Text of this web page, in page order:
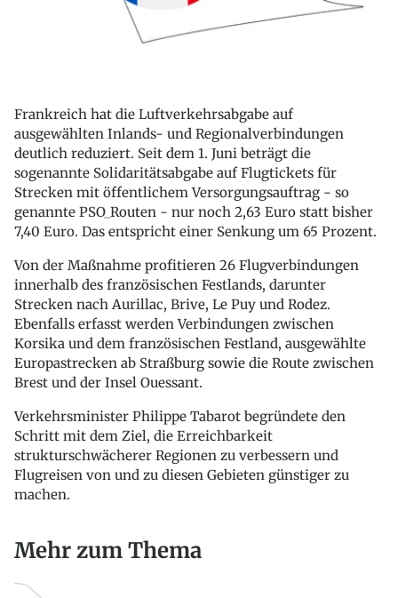
Frankreich hat die Luftverkehrsabgabe auf
ausgewählten Inlands- und Regionalverbindungen
deutlich reduziert. Seit dem 1. Juni beträgt die
sogenannte Solidaritätsabgabe auf Flugtickets für
Strecken mit öffentlichem Versorgungsauftrag - so
genannte PSO_Routen - nur noch 2,63 Euro statt bisher
7,40 Euro. Das entspricht einer Senkung um 65 Prozent.
Von der Maßnahme profitieren 26 Flugverbindungen
innerhalb des französischen Festlands, darunter
Strecken nach Aurillac, Brive, Le Puy und Rodez.
Ebenfalls erfasst werden Verbindungen zwischen
Korsika und dem französischen Festland, ausgewählte
Europastrecken ab Straßburg sowie die Route zwischen
Brest und der Insel Ouessant.
Verkehrsminister Philippe Tabarot begründete den
Schritt mit dem Ziel, die Erreichbarkeit
strukturschwächerer Regionen zu verbessern und
Flugreisen von und zu diesen Gebieten günstiger zu
machen.
Mehr zum Thema